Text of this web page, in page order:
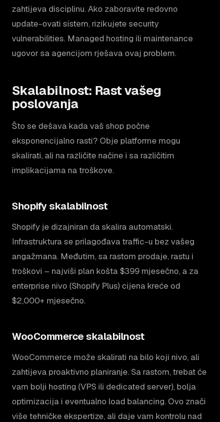
zahtijeva disciplinu. Ako zaboravite redovno
update-ovati sistem, rizikujete security
vulnerabilities. Managed hosting ili maintenance
ugovor sa agencijom rješava ovaj problem.
Skalabilnost: Rast vašeg
poslovanja
Što se dešava kada vaš shop počne
eksponencijalno rasti? Obje platforme mogu
skalirati, ali na različite načine i sa različitim
implikacijama na troškove.
Shopify skalabilnost
Shopify je dizajniran da skalira automatski.
Infrastruktura se prilagođava traffic-u bez vašeg
angažmana. Međutim, sa rastom prodaje, rastu i
troškovi – najviši plan košta $399 mjesečno, a za
enterprise nivo (Shopify Plus) cijena kreće od
$2,000+ mjesečno.
WooCommerce skalabilnost
WooCommerce može skalirati na bilo koji nivo, ali
zahtijeva proaktivno planiranje. Sa rastom, trebat će
vam bolji hosting (VPS ili dedicated server), bolja
optimizacija i eventualno load balancing. Ovo znači
više tehničke ekspertize, ali daje vam kontrolu nad